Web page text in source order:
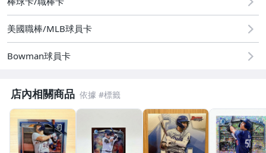
美國職棒/MLB球員卡
Bowman球員卡
店內相關商品